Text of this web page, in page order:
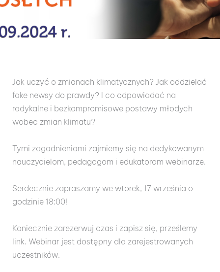
Jak uczyć o zmianach klimatycznych? Jak oddzielać
fake newsy do prawdy? I co odpowiadać na
radykalne i bezkompromisowe postawy młodych
wobec zmian klimatu?
Tymi zagadnieniami zajmiemy się na dedykowanym
nauczycielom, pedagogom i edukatorom webinarze.
Serdecznie zapraszamy we wtorek, 17 września o
godzinie 18:00!
Koniecznie zarezerwuj czas i zapisz się, prześlemy
link. Webinar jest dostępny dla zarejestrowanych
uczestników.